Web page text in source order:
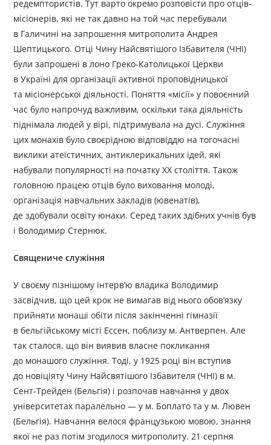
редемптористів. Тут варто окремо розповісти про отців-
місіонерів, які не так давно на той час перебували
в Галичині на запрошення митрополита Андрея
Шептицького. Отці Чину Найсвятішого Ізбавителя (ЧНІ)
були запрошені в лоно Греко-Католицької Церкви
в Україні для організації активної проповідницької
та місіонерської діяльності. Поняття «місії» у повоєнний
час було напрочуд важливим, оскільки така діяльність
піднімала людей у вірі, підтримувала на дусі. Служіння
цих монахів було своєрідною відповіддю на тогочасні
виклики атеїстичних, антиклерикальних ідей, які
набували популярності на початку ХХ століття. Також
головною працею отців було виховання молоді,
організація навчальних закладів (ювенатів),
де здобували освіту юнаки. Серед таких здібних учнів був
і Володимир Стернюк.
Священиче служіння
У своєму пізнішому інтерв’ю владика Володимир
засвідчив, що цей крок не вимагав від нього обов’язку
прийняти монаші обіти після закінченні гімназії
в бельгійському місті Ессен, поблизу м. Антверпен. Але
так сталося, що він виявив власне покликання
до монашого служіння. Тоді, у 1925 році він вступив
до новіціяту Чину Найсвятішого Ізбавителя (ЧНІ) в м.
Сент-Трейден (Бельгія) і розпочав навчання у двох
університетах паралельно — у м. Боплато та у м. Лювен
(Бельгія). Навчання велося французькою мовою, знання
якої не раз потім згодилося митрополиту. 21 серпня